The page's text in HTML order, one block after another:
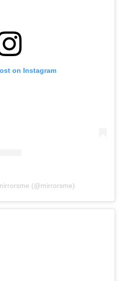
on Instagram
(@mirrorsme)